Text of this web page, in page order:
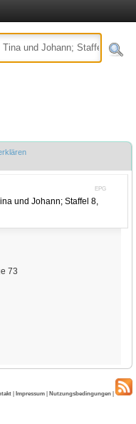
EPG
und Johann; Staffel 8,
73
| Impressum | Nutzungsbedingungen |